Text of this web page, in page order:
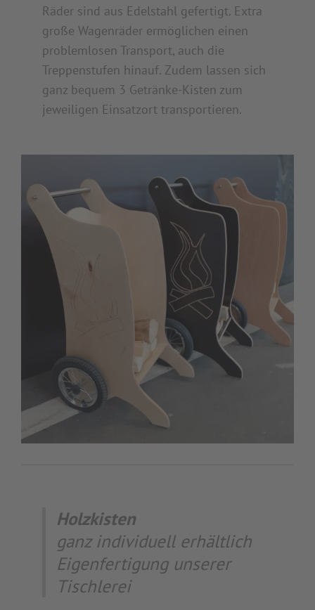
Räder sind aus Edelstahl gefertigt. Extra
große Wagenräder ermöglichen einen
problemlosen Transport, auch die
Treppenstufen hinauf. Zudem lassen sich
ganz bequem 3 Getränke-Kisten zum
jeweiligen Einsatzort transportieren.
Holzkisten
ganz individuell erhältlich
Eigenfertigung unserer
Tischlerei